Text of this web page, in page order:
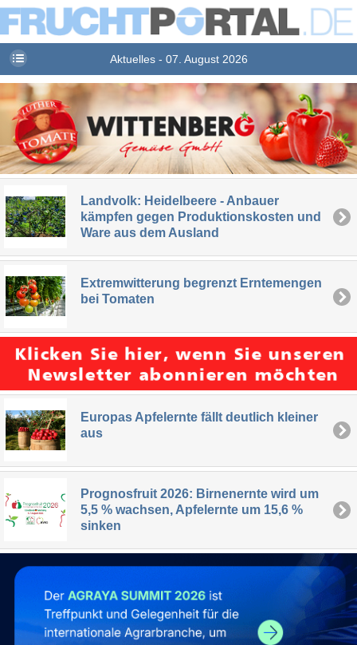
Aktuelles - 07. August 2026
Landvolk: Heidelbeere - Anbauer
kämpfen gegen Produktionskosten und
Ware aus dem Ausland
Extremwitterung begrenzt Erntemengen
bei Tomaten
Europas Apfelernte fällt deutlich kleiner
aus
Prognosfruit 2026: Birnenernte wird um
5,5 % wachsen, Apfelernte um 15,6 %
sinken